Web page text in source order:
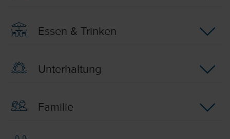
Essen & Trinken
Unterhaltung
Familie